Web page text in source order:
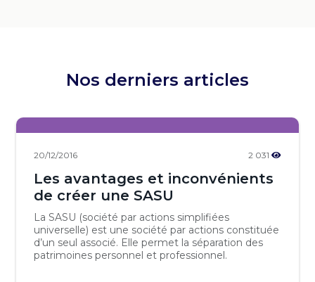
Nos derniers articles
20/12/2016 2 031
Les avantages et inconvénients
de créer une SASU
La SASU (société par actions simplifiées
universelle) est une société par actions constituée
d’un seul associé. Elle permet la séparation des
patrimoines personnel et professionnel.